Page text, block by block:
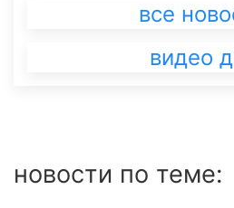
все
видео
новости по теме: